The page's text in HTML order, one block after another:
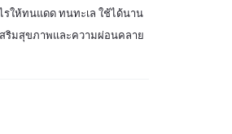
ให้ทนแดด ทนทะเล ใช้ได้นาน
ริมสุขภาพและความผ่อนคลาย